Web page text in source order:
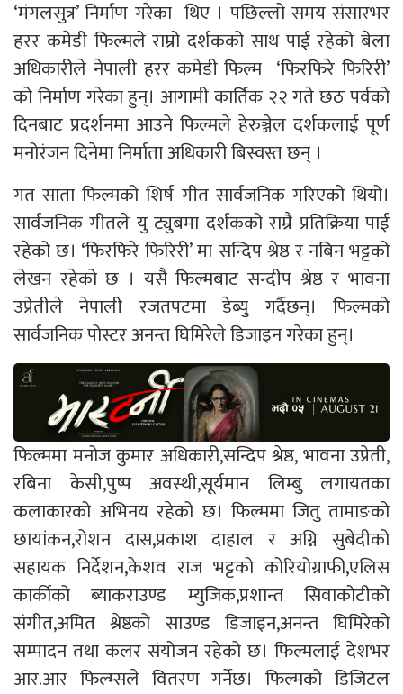
‘मंगलसुत्र’ निर्माण गरेका थिए । पछिल्लो समय संसारभर
हरर कमेडी फिल्मले राम्रो दर्शकको साथ पाई रहेको बेला
अधिकारीले नेपाली हरर कमेडी फिल्म ‘फिरफिरे फिरिरी’
को निर्माण गरेका हुन्। आगामी कार्तिक २२ गते छठ पर्वको
दिनबाट प्रदर्शनमा आउने फिल्मले हेरुञ्जेल दर्शकलाई पूर्ण
मनोरंजन दिनेमा निर्माता अधिकारी बिस्वस्त छन् ।
गत साता फिल्मको शिर्ष गीत सार्वजनिक गरिएको थियो।
सार्वजनिक गीतले यु ट्युबमा दर्शकको राम्रै प्रतिक्रिया पाई
रहेको छ। ‘फिरफिरे फिरिरी’ मा सन्दिप श्रेष्ठ र नबिन भट्टको
लेखन रहेको छ । यसै फिल्मबाट सन्दीप श्रेष्ठ र भावना
उप्रेतीले नेपाली रजतपटमा डेब्यु गर्दैछन्। फिल्मको
सार्वजनिक पोस्टर अनन्त घिमिरेले डिजाइन गरेका हुन्।
फिल्ममा मनोज कुमार अधिकारी,सन्दिप श्रेष्ठ, भावना उप्रेती,
रबिना केसी,पुष्प अवस्थी,सूर्यमान लिम्बु लगायतका
कलाकारको अभिनय रहेको छ। फिल्ममा जितु तामाङको
छायांकन,रोशन दास,प्रकाश दाहाल र अग्नि सुबेदीको
सहायक निर्देशन,केशव राज भट्टको कोरियोग्राफी,एलिस
कार्कीको ब्याकराउण्ड म्युजिक,प्रशान्त सिवाकोटीको
संगीत,अमित श्रेष्ठको साउण्ड डिजाइन,अनन्त घिमिरेको
सम्पादन तथा कलर संयोजन रहेको छ। फिल्मलाई देशभर
आर.आर फिल्म्सले वितरण गर्नेछ। फिल्मको डिजिटल